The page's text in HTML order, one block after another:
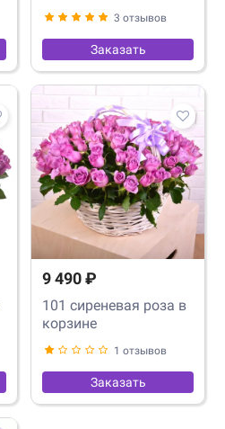
3 отзывов
Заказать
9 490 ₽
101 сиреневая роза в
корзине
1 отзывов
Заказать